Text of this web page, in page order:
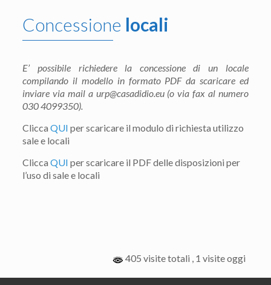
Concessione locali
E’ possibile richiedere la concessione di un locale
compilando il modello in formato PDF da scaricare ed
inviare via mail a urp@casadidio.eu (o via fax al numero
030 4099350).
CliccaQUI per scaricare il modulo di richiesta utilizzo
sale e locali
CliccaQUI per scaricare il PDF delle disposizioni per
l’uso di sale e locali
405 visite totali , 1 visite oggi